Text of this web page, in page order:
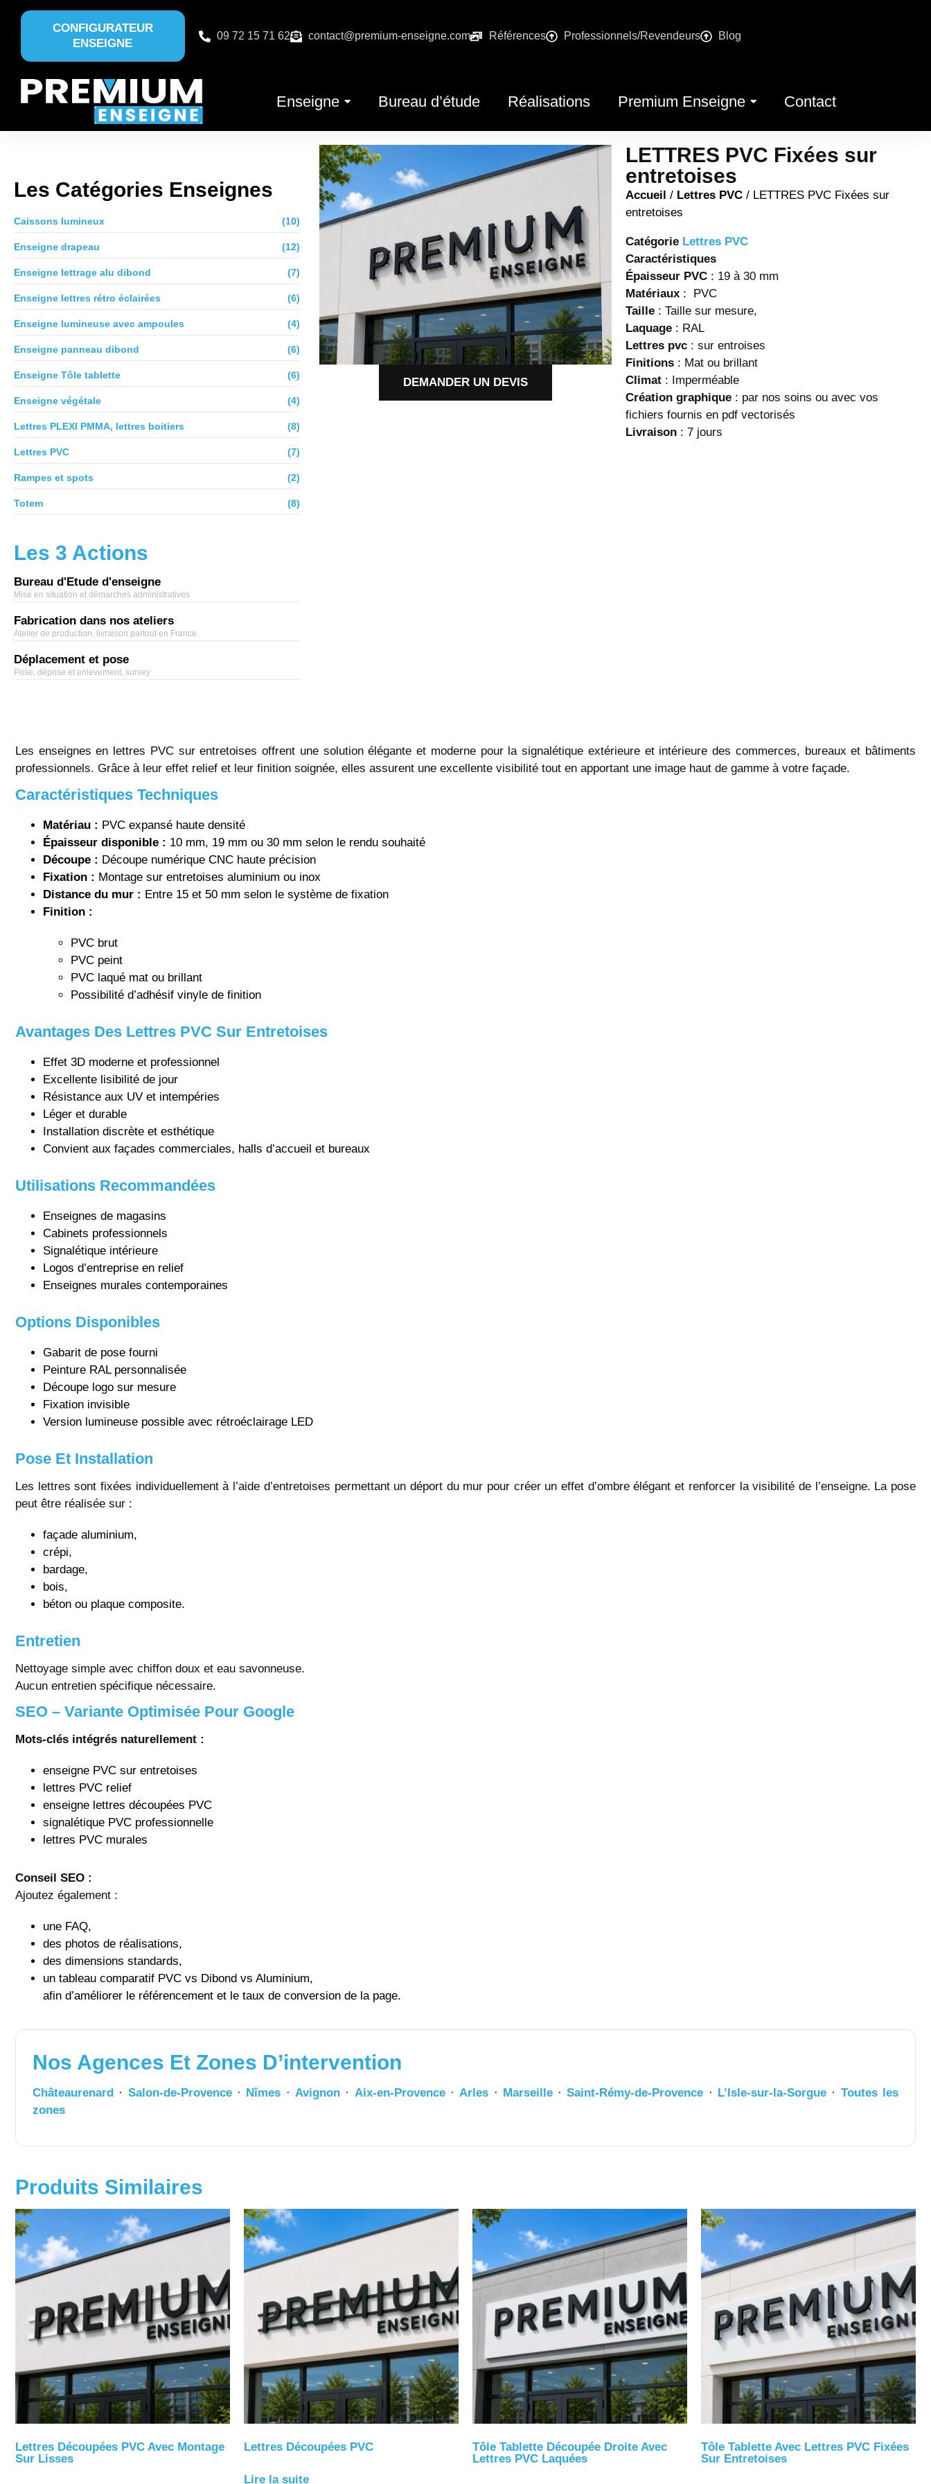
CONFIGURATEUR
ENSEIGNE
09 72 15 71 62 contact@premium-enseigne.com Références Professionnels/Revendeurs Blog
Enseigne Bureau d’étude Réalisations Premium Enseigne Contact
Les Catégories Enseignes
Caissons lumineux (10)
Enseigne drapeau (12)
Enseigne lettrage alu dibond (7)
Enseigne lettres rétro éclairées (6)
Enseigne lumineuse avec ampoules (4)
Enseigne panneau dibond (6)
Enseigne Tôle tablette (6)
Enseigne végétale (4)
Lettres PLEXI PMMA, lettres boitiers (8)
Lettres PVC (7)
Rampes et spots (2)
Totem (8)
DEMANDER UN DEVIS
LETTRES PVC Fixées sur
entretoises
Accueil / Lettres PVC/ LETTRES PVC Fixées sur
entretoises
Catégorie Lettres PVC
Caractéristiques
Épaisseur PVC: 19 à 30 mm
Matériaux: PVC
Taille: Taille sur mesure,
Laquage : RAL
Lettres pvc : sur entroises
Finitions: Mat ou brillant
Climat: Imperméable
Création graphique: par nos soins ou avec vos
fichiers fournis en pdf vectorisés
Livraison: 7 jours
Les 3 Actions
Bureau d'Etude d'enseigne
Mise en situation et démarches administratives
Fabrication dans nos ateliers
Atelier de production, livraison partout en France
Déplacement et pose
Pose, dépose et enlèvement, survey
Les enseignes en lettres PVC sur entretoises offrent une solution élégante et moderne pour la signalétique extérieure et intérieure des commerces, bureaux et bâtiments
professionnels. Grâce à leur effet relief et leur finition soignée, elles assurent une excellente visibilité tout en apportant une image haut de gamme à votre façade.
Caractéristiques Techniques
Matériau : PVC expansé haute densité
Épaisseur disponible : 10 mm, 19 mm ou 30 mm selon le rendu souhaité
Découpe : Découpe numérique CNC haute précision
Fixation : Montage sur entretoises aluminium ou inox
Distance du mur : Entre 15 et 50 mm selon le système de fixation
Finition :
PVC brut
PVC peint
PVC laqué mat ou brillant
Possibilité d’adhésif vinyle de finition
Avantages Des Lettres PVC Sur Entretoises
Effet 3D moderne et professionnel
Excellente lisibilité de jour
Résistance aux UV et intempéries
Léger et durable
Installation discrète et esthétique
Convient aux façades commerciales, halls d’accueil et bureaux
Utilisations Recommandées
Enseignes de magasins
Cabinets professionnels
Signalétique intérieure
Logos d’entreprise en relief
Enseignes murales contemporaines
Options Disponibles
Gabarit de pose fourni
Peinture RAL personnalisée
Découpe logo sur mesure
Fixation invisible
Version lumineuse possible avec rétroéclairage LED
Pose Et Installation
Les lettres sont fixées individuellement à l’aide d’entretoises permettant un déport du mur pour créer un effet d’ombre élégant et renforcer la visibilité de l’enseigne. La pose
peut être réalisée sur :
façade aluminium,
crépi,
bardage,
bois,
béton ou plaque composite.
Entretien
Nettoyage simple avec chiffon doux et eau savonneuse.
Aucun entretien spécifique nécessaire.
SEO – Variante Optimisée Pour Google
Mots-clés intégrés naturellement :
enseigne PVC sur entretoises
lettres PVC relief
enseigne lettres découpées PVC
signalétique PVC professionnelle
lettres PVC murales
Conseil SEO :
Ajoutez également :
une FAQ,
des photos de réalisations,
des dimensions standards,
un tableau comparatif PVC vs Dibond vs Aluminium,
afin d’améliorer le référencement et le taux de conversion de la page.
Nos Agences Et Zones D’intervention
Châteaurenard · Salon-de-Provence· Nîmes · Avignon· Aix-en-Provence·Arles · Marseille·Saint-Rémy-de-Provence · L’Isle-sur-la-Sorgue · Toutes les
zones
Produits Similaires
Lettres Découpées PVC Avec Montage
Sur Lisses
Lettres Découpées PVC
Lire la suite
Tôle Tablette Découpée Droite Avec
Lettres PVC Laquées
Tôle Tablette Avec Lettres PVC Fixées
Sur Entretoises